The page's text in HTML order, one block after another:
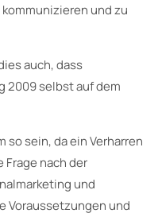
und zu
auch, dass
2009 selbst auf dem
so sein, da ein Verharren
nach der
und
Voraussetzungen und